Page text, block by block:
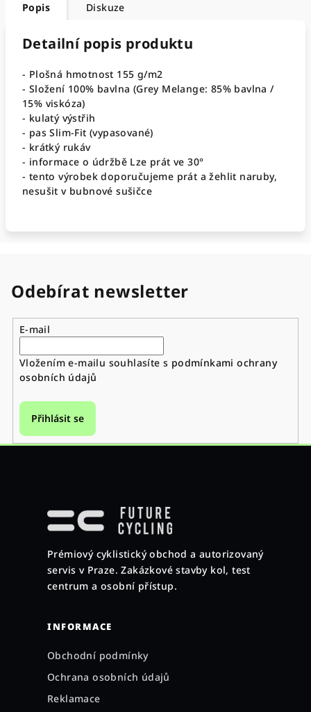
Popis Diskuze
Detailní popis produktu
- Plošná hmotnost 155 g/m2
- Složení 100% bavlna (Grey Melange: 85% bavlna /
15% viskóza)
- kulatý výstřih
- pas Slim-Fit (vypasované)
- krátký rukáv
- informace o údržbě Lze prát ve 30°
- tento výrobek doporučujeme prát a žehlit naruby,
nesušit v bubnové sušičce
Odebírat newsletter
E-mail
Vložením e-mailu souhlasíte s podmínkami ochrany
osobních údajů
Přihlásit se
Prémiový cyklistický obchod a autorizovaný
servis v Praze. Zakázkové stavby kol, test
centrum a osobní přístup.
INFORMACE
Obchodní podmínky
Ochrana osobních údajů
Reklamace